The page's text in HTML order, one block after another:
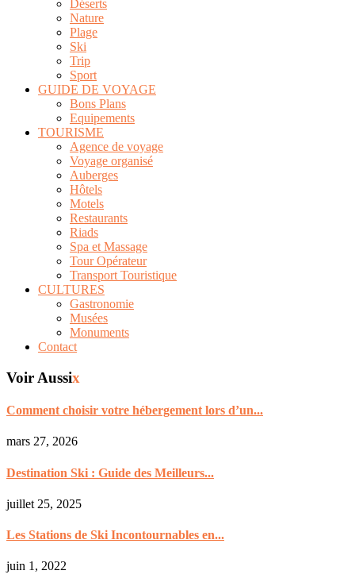
Déserts
Nature
Plage
Ski
Trip
Sport
GUIDE DE VOYAGE
Bons Plans
Equipements
TOURISME
Agence de voyage
Voyage organisé
Auberges
Hôtels
Motels
Restaurants
Riads
Spa et Massage
Tour Opérateur
Transport Touristique
CULTURES
Gastronomie
Musées
Monuments
Contact
Voir Aussix
Comment choisir votre hébergement lors d’un...
mars 27, 2026
Destination Ski : Guide des Meilleurs...
juillet 25, 2025
Les Stations de Ski Incontournables en...
juin 1, 2022